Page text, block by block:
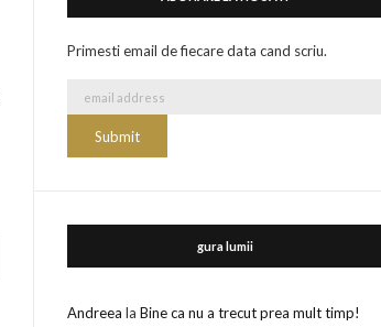
Primesti email de fiecare data cand scriu.
gura lumii
Andreea laBine ca nu a trecut prea mult timp!